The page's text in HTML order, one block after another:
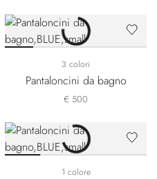
3 colori
Pantaloncini da bagno
€ 500
1 colore